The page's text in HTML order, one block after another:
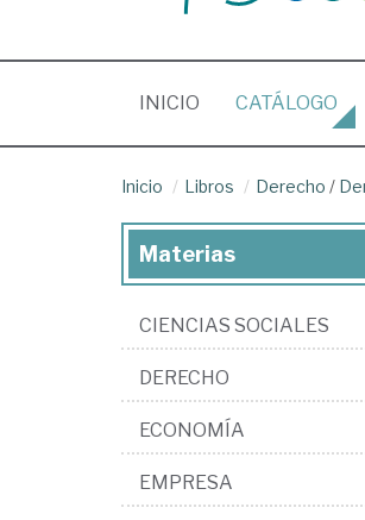
INICIO (CURRENT)
CATÁLOGO
Inicio Libros Derecho /
Materias
CIENCIAS SOCIALES
DERECHO
ECONOMÍA
EMPRESA